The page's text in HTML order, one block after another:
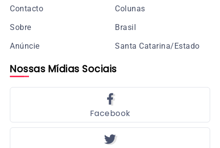
Contacto
Sobre
Anúncie
Colunas
Brasil
Santa Catarina/Estado
Nossas Mídias Sociais
Facebook